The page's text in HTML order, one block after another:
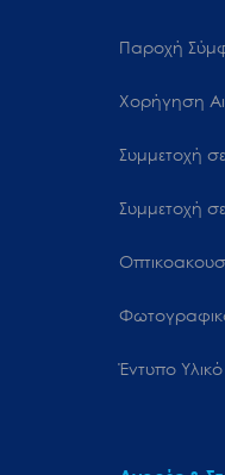
Παροχή
Χορήγηση
Συμμετοχή
Συμμετοχή
Έντυπο Υλικό